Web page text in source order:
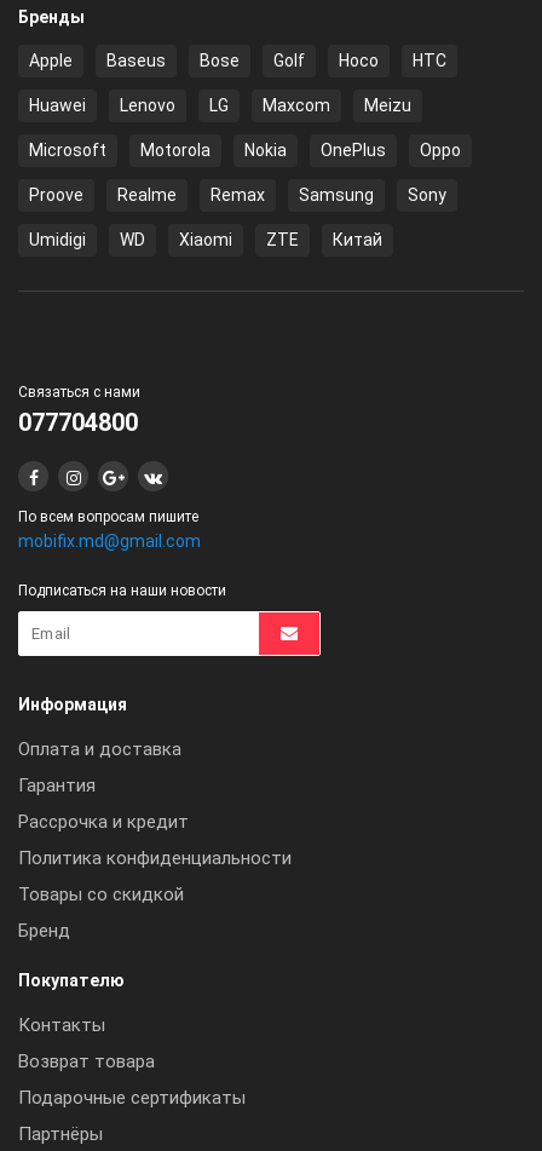
Бренды
Apple Baseus Bose Golf Hoco HTC
Huawei Lenovo LG Maxcom Meizu
Microsoft Motorola Nokia OnePlus Oppo
Proove Realme Remax Samsung Sony
Umidigi WD Xiaomi ZTE Китай
Связаться с нами
077704800
По всем вопросам пишите
mobifix.md@gmail.com
Подписаться на наши новости
Информация
Оплата и доставка
Гарантия
Рассрочка и кредит
Политика конфиденциальности
Товары со скидкой
Бренд
Покупателю
Контакты
Возврат товара
Подарочные сертификаты
Партнёры